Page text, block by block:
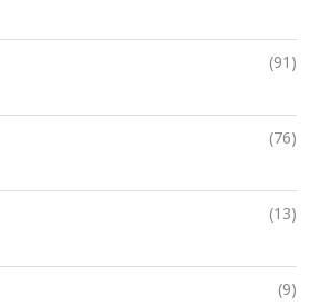
(91)
(76)
(13)
(9)